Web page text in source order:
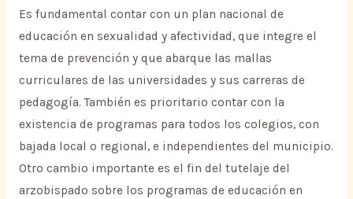
Es fundamental contar con un plan nacional de
educación en sexualidad y afectividad, que integre el
tema de prevención y que abarque las mallas
curriculares de las universidades y sus carreras de
pedagogía. También es prioritario contar con la
existencia de programas para todos los colegios, con
bajada local o regional, e independientes del municipio.
Otro cambio importante es el fin del tutelaje del
arzobispado sobre los programas de educación en